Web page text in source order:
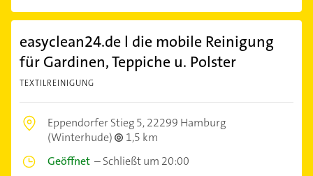
easyclean24.de l die mobile Reinigung
für Gardinen, Teppiche u. Polster
TEXTILREINIGUNG
Eppendorfer Stieg 5,22299 Hamburg
(Winterhude)
1,5 km
Geöffnet –Schließt um 20:00